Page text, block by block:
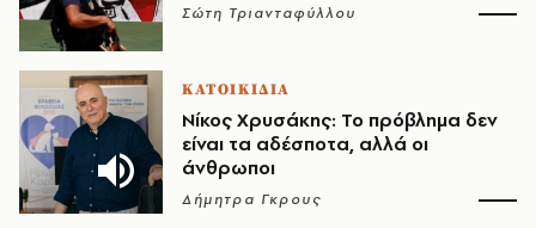
Σώτη Τριανταφύλλου
ΚΑΤΟΙΚΙΔΙΑ
Νίκος Χρυσάκης: Το πρόβλημα δεν
είναι τα αδέσποτα, αλλά οι
άνθρωποι
Δήμητρα Γκρους